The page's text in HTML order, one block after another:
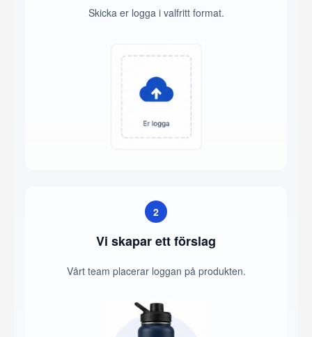
Skicka er logga i valfritt format.
2
Vi skapar ett förslag
Vårt team placerar loggan på produkten.